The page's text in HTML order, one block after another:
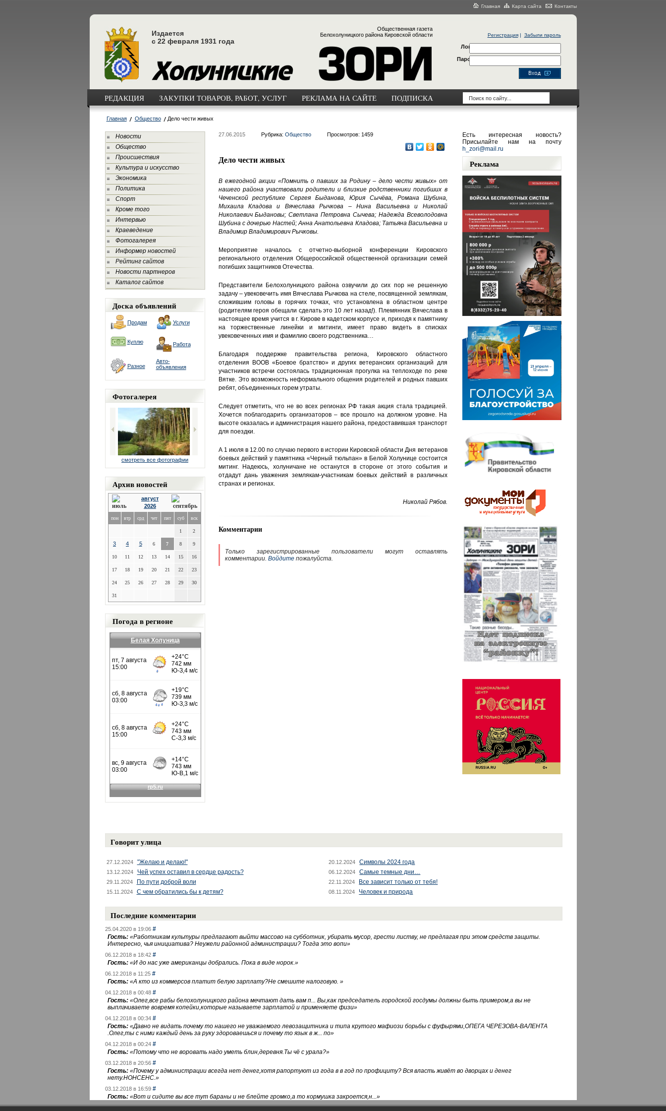
Главная Карта сайта Контакты
Издается
с 22 февраля 1931 года
Общественная газета
Белохолуницкого района Кировской области
Регистрация| Забыли пароль
Логин
Пароль
РЕДАКЦИЯ ЗАКУПКИ ТОВАРОВ, РАБОТ, УСЛУГ РЕКЛАМА НА САЙТЕ ПОДПИСКА
Главная Общество Дело чести живых
Новости
Общество
Происшествия
Культура и искусство
Экономика
Политика
Спорт
Кроме того
Интервью
Краеведение
Фотогалерея
Информер новостей
Рейтинг сайтов
Новости партнеров
Каталог сайтов
Доска объявлений
Продам Услуги
Куплю Работа
Разное
Авто-
объявления
Фотогалерея
смотреть все фотографии
Архив новостей
август
2026
пон втр срд чет пят суб вск
1 2
3 4 5 6 7 8 9
10 11 12 13 14 15 16
17 18 19 20 21 22 23
24 25 26 27 28 29 30
31
Погода в регионе
Белая Холуница
27.06.2015 Рубрика: Общество Просмотров: 1459
Дело чести живых
В ежегодной акции «Помнить о павших за Родину – дело чести живых» от
нашего района участвовали родители и близкие родственники погибших в
Чеченской республике Сергея Быданова, Юрия Сычёва, Романа Шубина,
Михаила Кладова и Вячеслава Рычкова – Нина Васильевна и Николай
Николаевич Быдановы; Светлана Петровна Сычева; Надежда Всеволодовна
Шубина с дочерью Настей; Анна Анатольевна Кладова; Татьяна Васильевна и
Владимир Владимирович Рычковы.
Мероприятие началось с отчетно-выборной конференции Кировского
регионального отделения Общероссийской общественной организации семей
погибших защитников Отечества.
Представители Белохолуницкого района озвучили до сих пор не решенную
задачу – увековечить имя Вячеслава Рычкова на стеле, посвященной землякам,
сложившим головы в горячих точках, что установлена в областном центре
(родителям героя обещали сделать это 10 лет назад!). Племянник Вячеслава в
настоящее время учится в г. Кирове в кадетском корпусе и, приходя к памятнику
на торжественные линейки и митинги, имеет право видеть в списках
увековеченных имя и фамилию своего родственника…
Благодаря поддержке правительства региона, Кировского областного
отделения ВООВ «Боевое братство» и других ветеранских организаций для
участников встречи состоялась традиционная прогулка на теплоходе по реке
Вятке. Это возможность неформального общения родителей и родных павших
ребят, объединенных горем утраты.
Следует отметить, что не во всех регионах РФ такая акция стала традицией.
Хочется поблагодарить организаторов – все прошло на должном уровне. На
высоте оказалась и администрация нашего района, предоставившая транспорт
для поездки.
А 1 июля в 12.00 по случаю первого в истории Кировской области Дня ветеранов
боевых действий у памятника «Черный тюльпан» в Белой Холунице состоится
митинг. Надеюсь, холуничане не останутся в стороне от этого события и
отдадут дань уважения землякам-участникам боевых действий в различных
странах и регионах.
Николай Рябов.
Комментарии
Только зарегистрированные пользователи могут оставлять
комментарии. Войдитепожалуйста.
Есть интересная новость?
Присылайте нам на почту
h_zori@mail.ru
Реклама
Говорит улица
27.12.2024 "Желаю и делаю!" 20.12.2024 Символы 2024 года
13.12.2024 Чей успех оставил в сердце радость? 06.12.2024 Самые темные дни…
29.11.2024 По пути доброй воли 22.11.2024 Все зависит только от тебя!
15.11.2024 С чем обратились бы к детям? 08.11.2024 Человек и природа
Последние комментарии
25.04.2020 в 19:06 #
Гость: «Работникам культуры предлагают выйти массово на субботник, убирать мусор, грести листву, не предлагая при этом средств защиты.
Интересно, чья инициатива? Неужели районной администрации? Тогда это вопи»
06.12.2018 в 18:42 #
Гость: «И до нас уже американцы добрались. Пока в виде норок.»
06.12.2018 в 11:25 #
Гость: «А кто из коммерсов платит белую зарплату?Не смешите налоговую. »
04.12.2018 в 00:48 #
Гость: «Олег,все рабы белохолуницкого района мечтают дать вам п... Вы,как председатель городской госдумы должны быть примером,а вы не
выплачиваете вовремя копейки,которые называете зарплатой и применяете физи»
04.12.2018 в 00:34 #
Гость: «Давно не видать почему то нашего не уважаемого левозащитника и типа крутого мафиози борьбы с фуфырями,ОПЕГА ЧЕРЕЗОВА-ВАЛЕНТА
.Олег,ты с ними каждый день за руку здороваешься и почему то язык в ж... по»
04.12.2018 в 00:24 #
Гость: «Потому что не воровать надо уметь блин,деревня.Ты чё с урала?»
03.12.2018 в 20:56 #
Гость: «Почему у администрации всегда нет денег,хотя рапортуют из года в в год по профициту? Вся власть живёт во дворцах и денег
нету.НОНСЕНС.»
03.12.2018 в 16:59 #
Гость: «Вот и сидите вы все тут бараны и не блейте громко,а то кормушка закроется,н...»